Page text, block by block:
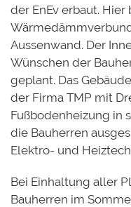
der EnEv erbaut.
Aussenwand. Der
Wünschen der
geplant. Das
der Firma TMP mit
Fußbodenheizung in
die Bauherren
Elektro- und
Bei Einhaltung aller
Bauherren im